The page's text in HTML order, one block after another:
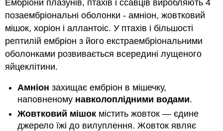
Ембріони плазунів, птахів і ссавців виробляють 4
позаембріональні оболонки - амніон, жовтковий
мішок, хоріон і аллантоіс. У птахів і більшості
рептилій ембріон з його екстраембріональними
оболонками розвивається всередині лущеного
яйцеклітини.
Амніон захищає ембріон в мішечку,
наповненому навколоплідними водами.
Жовтковий мішок містить жовток — єдине
джерело їжі до вилуплення. Жовток являє